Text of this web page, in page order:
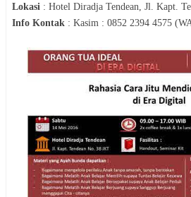
Lokasi : Hotel Diradja Tendean, Jl. Kapt.
Info Kontak : Kasim : 0852 2394 4575